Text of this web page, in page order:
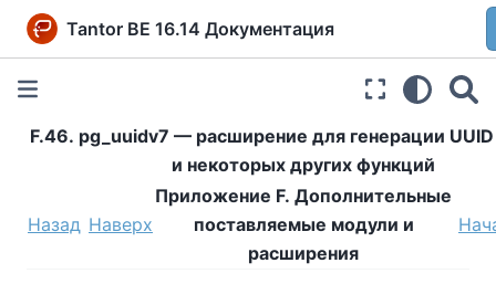
Tantor BE 16.14 Документация
F.46. pg_uuidv7 — расширение для генерации
и некоторых других функций
Назад Наверх
Приложение F. Дополнительные
поставляемые модули и
расширения